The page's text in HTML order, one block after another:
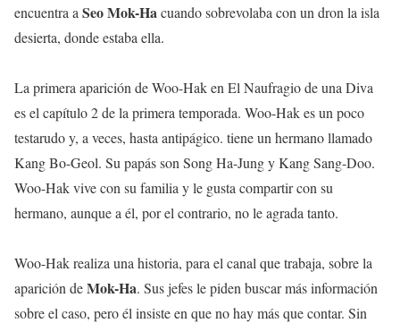
encuentra a Seo Mok-Hacuando sobrevolaba con un dron la isla
desierta, donde estaba ella.
La primera aparición de Woo-Hak en El Naufragio de una Diva
es el capítulo 2 de la primera temporada. Woo-Hak es un poco
testarudo y, a veces, hasta antipágico. tiene un hermano llamado
Kang Bo-Geol. Su papás son Song Ha-Jung y Kang Sang-Doo.
Woo-Hak vive con su familia y le gusta compartir con su
hermano, aunque a él, por el contrario, no le agrada tanto.
Woo-Hak realiza una historia, para el canal que trabaja, sobre la
aparición deMok-Ha. Sus jefes le piden buscar más información
sobre el caso, pero él insiste en que no hay más que contar. Sin